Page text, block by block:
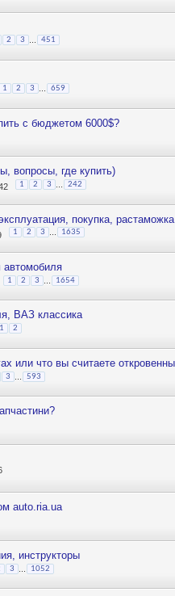
2 3 451
1 2 3 659
с бюджетом 6000$?
вопросы, где купить)
1 2 3 242
покупка,
1 2 3 1635
автомобиля
1 2 3 1654
ВАЗ классика
1 2
или что вы считаете
3 593
auto.ria.ua
инструкторы
3 1052